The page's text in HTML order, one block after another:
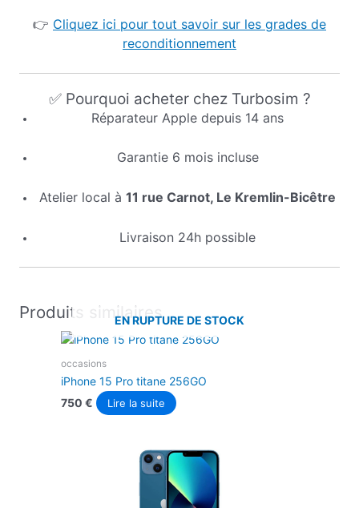
👉 Cliquez ici pour tout savoir sur les grades de
reconditionnement
✅ Pourquoi acheter chez Turbosim ?
Réparateur Apple depuis 14 ans
Garantie 6 mois incluse
Atelier local à 11 rue Carnot, Le Kremlin-Bicêtre
Livraison 24h possible
Produits similairesEN RUPTURE DE STOCK
occasions
iPhone 15 Pro titane 256GO
750 € Lire la suite